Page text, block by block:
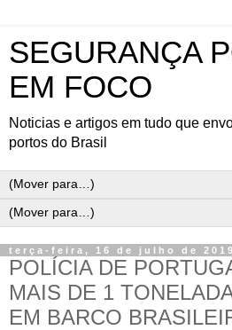
SEGURANÇA
EM FOCO
Noticias e artigos em tudo que
portos do Brasil
terça-feira, 16 de julho de 2019
POLÍCIA DE
MAIS DE 1
EM BARCO